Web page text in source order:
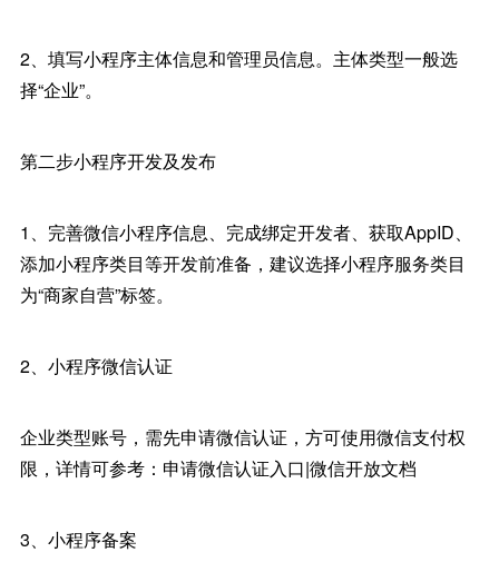
2、填写小程序主体信息和管理员信息。主体类型一般选
择“企业”。
第二步小程序开发及发布
1、完善微信小程序信息、完成绑定开发者、获取AppID、
添加小程序类目等开发前准备，建议选择小程序服务类目
为“商家自营”标签。
2、小程序微信认证
企业类型账号，需先申请微信认证，方可使用微信支付权
限，详情可参考：申请微信认证入口|微信开放文档
3、小程序备案